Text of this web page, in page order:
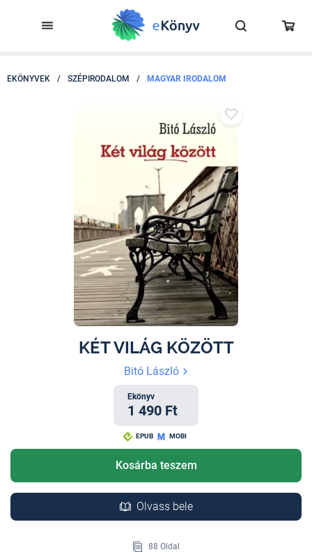
EKÖNYVEK / SZÉPIRODALOM / MAGYAR IRODALOM
KÉT VILÁG KÖZÖTT
Bitó László
Ekönyv
1 490 Ft
EPUB MOBI
Kosárba teszem
Olvass bele
88 Oldal